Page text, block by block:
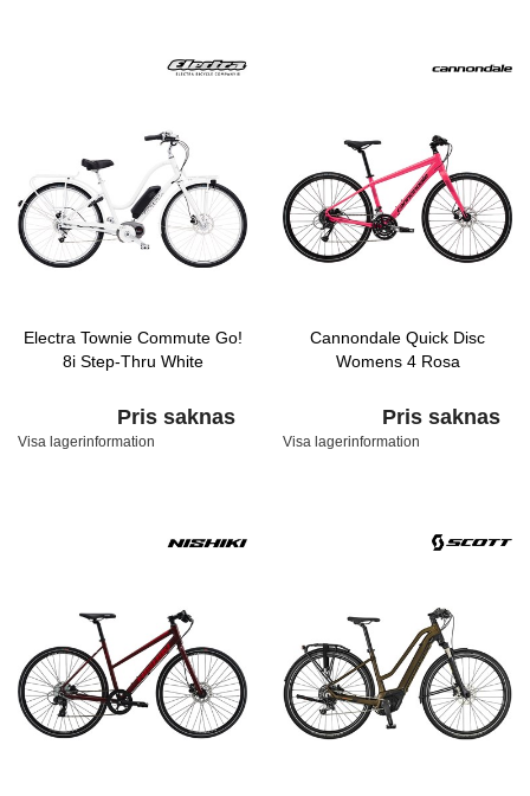
Electra Townie Commute Go!
8i Step-Thru White
Pris saknas
Visa lagerinformation
Cannondale Quick Disc
Womens 4 Rosa
Pris saknas
Visa lagerinformation